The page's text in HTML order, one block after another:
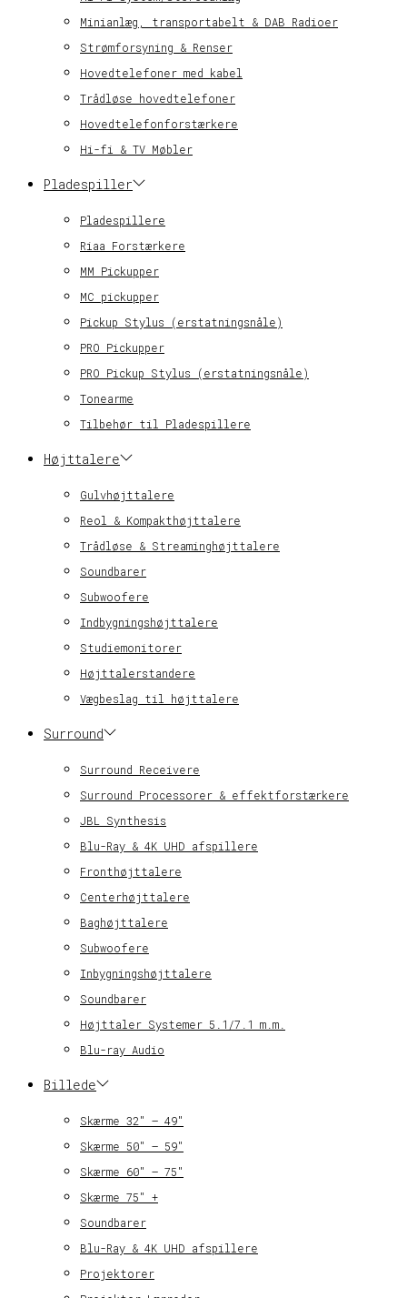
Minianlæg, transportabelt & DAB Radioer
Strømforsyning & Renser
Hovedtelefoner med kabel
Trådløse hovedtelefoner
Hovedtelefonforstærkere
Hi-fi & TV Møbler
Pladespiller
Pladespillere
Riaa Forstærkere
MM Pickupper
MC pickupper
Pickup Stylus (erstatningsnåle)
PRO Pickupper
PRO Pickup Stylus (erstatningsnåle)
Tonearme
Tilbehør til Pladespillere
Højttalere
Gulvhøjttalere
Reol & Kompakthøjttalere
Trådløse & Streaminghøjttalere
Soundbarer
Subwoofere
Indbygningshøjttalere
Studiemonitorer
Højttalerstandere
Vægbeslag til højttalere
Surround
Surround Receivere
Surround Processorer & effektforstærkere
JBL Synthesis
Blu-Ray & 4K UHD afspillere
Fronthøjttalere
Centerhøjttalere
Baghøjttalere
Subwoofere
Inbygningshøjttalere
Soundbarer
Højttaler Systemer 5.1/7.1 m.m.
Blu-ray Audio
Billede
Skærme 32″ – 49″
Skærme 50″ – 59″
Skærme 60″ – 75″
Skærme 75″ +
Soundbarer
Blu-Ray & 4K UHD afspillere
Projektorer